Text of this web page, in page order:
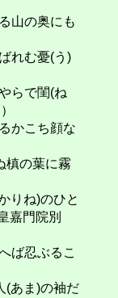
山の奥にも
れむ憂(う)
らで閨(ね
かこち顔な
の葉に霧
りね)のひと
嘉門院別
ば忍ぶるこ
あま)の袖だ